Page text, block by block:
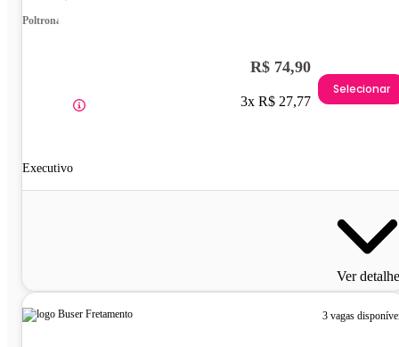
Poltrona
Executivo
R$ 74,90
3x R$ 27,77
Selecionar
Ver
3 vagas